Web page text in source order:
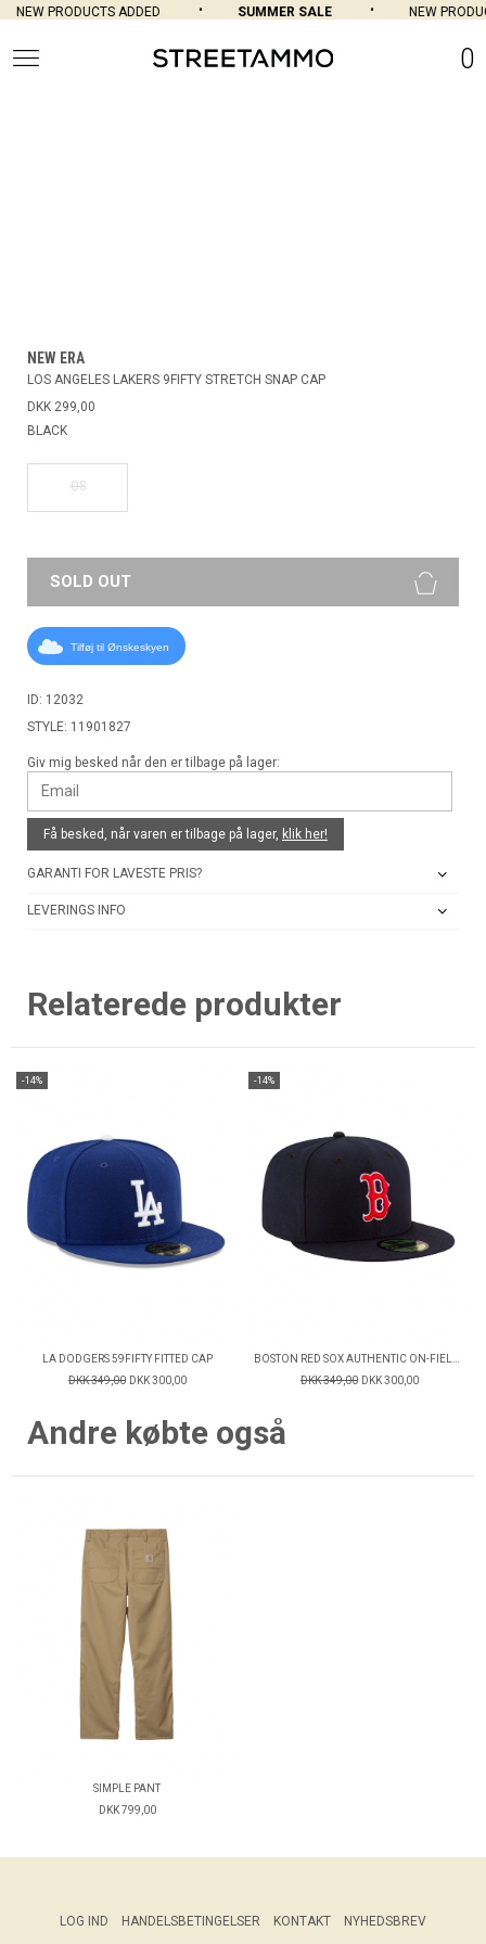
NEW PRODUCTS ADDED SUMMER SALE NEW
0
NEW ERA
LOS ANGELES LAKERS 9FIFTY STRETCH SNAP CAP
DKK 299,00
BLACK
OS
SOLD OUT
Tilføj til Ønskeskyen
ID: 12032
STYLE: 11901827
Giv mig besked når den er tilbage på lager:
Få besked, når varen er tilbage på lager, klik her!
GARANTI FOR LAVESTE PRIS?
LEVERINGS INFO
Relaterede produkter
-14%
LA DODGERS 59FIFTY FITTED CAP
DKK 349,00 DKK 300,00
-14%
BOSTON RED SOX AUTHENTIC ON-FIELD 59FIFTY FITTED CAP
DKK 349,00 DKK 300,00
Andre købte også
SIMPLE PANT
DKK 799,00
LOG IND HANDELSBETINGELSER KONTAKT NYHEDSBREV